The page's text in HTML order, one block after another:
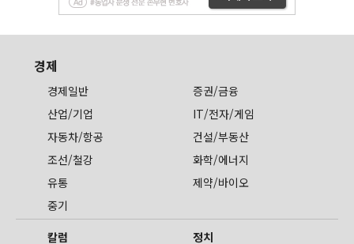
경제
경제일반
증권/금융
산업/기업
IT/전자/게임
자동차/항공
건설/부동산
조선/철강
화학/에너지
유통
제약/바이오
중기
칼럼
정치